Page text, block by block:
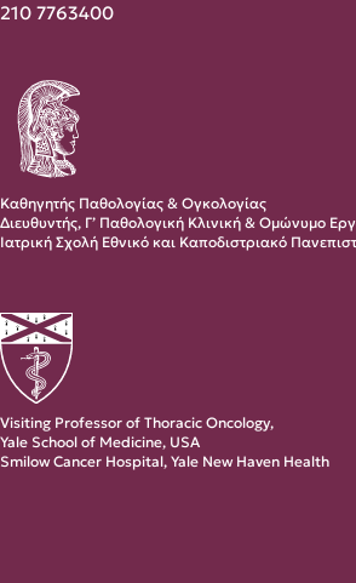
210 7763400
Καθηγητής Παθολογίας & Ογκολογίας
Διευθυντής, Γ’ Παθολογική Κλινική & Ομώνυμο
Ιατρική Σχολή Εθνικό και Καποδιστριακό
Visiting Professor of Thoracic Oncology,
Yale School of Medicine, USA
Smilow Cancer Hospital, Yale New Haven Health